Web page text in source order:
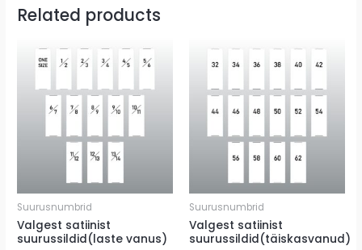
Related products
Suurusnumbrid
Valgest satiinist
suurussildid(laste vanus)
Suurusnumbrid
Valgest satiinist
suurussildid(täiskasvanud)